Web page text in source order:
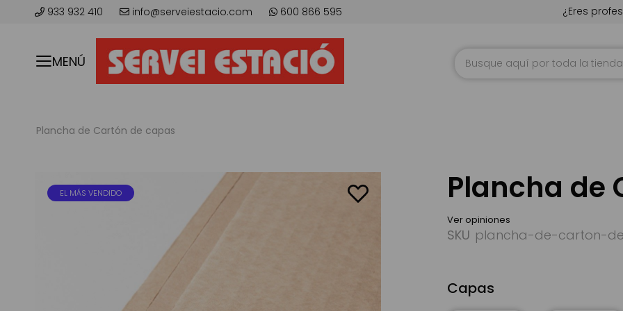
933 932 410 info@serveiestacio.com 600 866 595 ¿Eres
MENÚ
Plancha de Cartón de capas
Plancha de
Ver opiniones
SKU plancha-de-carton-
Capas
final
EL MÁS VENDIDO